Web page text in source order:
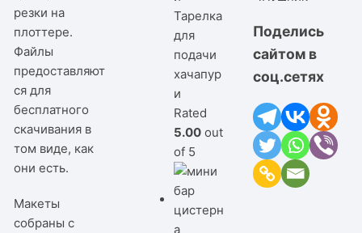
резки на
плоттере.
Файлы
предоставляют
ся для
бесплатного
скачивания в
том виде, как
они есть.
Макеты
собраны с
Тарелка
для
подачи
хачапур
и
Rated
5.00 out
of 5
Поделись
сайтом в
соц.сетях